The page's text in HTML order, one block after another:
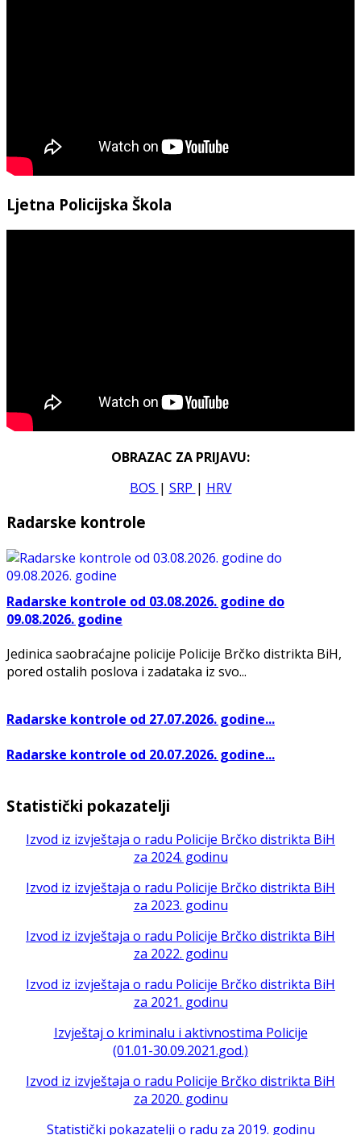
Ljetna Policijska Škola
OBRAZAC ZA PRIJAVU:
BOS | SRP | HRV
Radarske kontrole
Radarske kontrole od 03.08.2026. godine do
09.08.2026. godine
Jedinica saobraćajne policije Policije Brčko distrikta BiH,
pored ostalih poslova i zadataka iz svo...
Radarske kontrole od 27.07.2026. godine...
Radarske kontrole od 20.07.2026. godine...
Statistički pokazatelji
Izvod iz izvještaja o radu Policije Brčko distrikta BiH
za 2024. godinu
Izvod iz izvještaja o radu Policije Brčko distrikta BiH
za 2023. godinu
Izvod iz izvještaja o radu Policije Brčko distrikta BiH
za 2022. godinu
Izvod iz izvještaja o radu Policije Brčko distrikta BiH
za 2021. godinu
Izvještaj o kriminalu i aktivnostima Policije
(01.01-30.09.2021.god.)
Izvod iz izvještaja o radu Policije Brčko distrikta BiH
za 2020. godinu
Statistički pokazatelji o radu za 2019. godinu